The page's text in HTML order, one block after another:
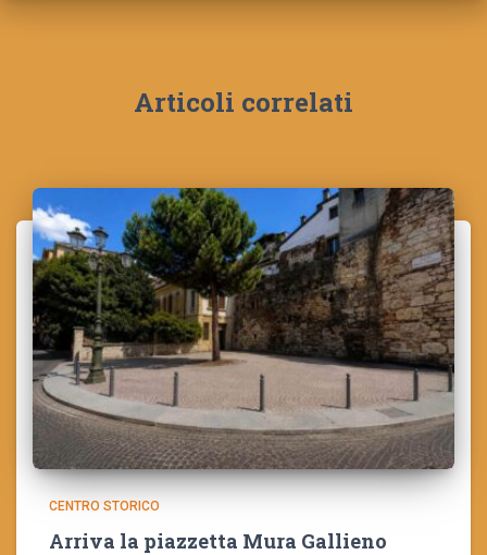
Articoli correlati
CENTRO STORICO
Arriva la piazzetta Mura Gallieno